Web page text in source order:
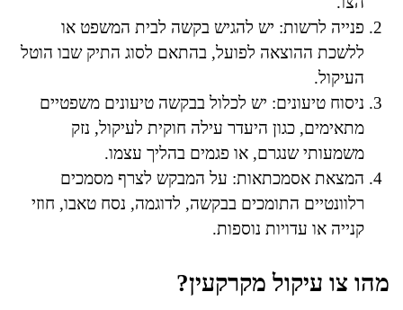
פנייה לרשות: יש להגיש בקשה לבית המשפט או
ללשכת ההוצאה לפועל, בהתאם לסוג התיק שבו הוטל
העיקול.
ניסוח טיעונים: יש לכלול בבקשה טיעונים משפטיים
מתאימים, כגון היעדר עילה חוקית לעיקול, נזק
משמעותי שנגרם, או פגמים בהליך עצמו.
המצאת אסמכתאות: על המבקש לצרף מסמכים
רלוונטיים התומכים בבקשה, לדוגמה, נסח טאבו, חוזי
קנייה או עדויות נוספות.
מהו צו עיקול מקרקעין?